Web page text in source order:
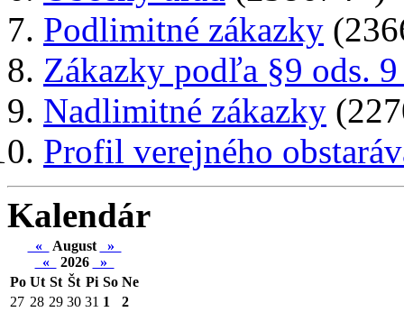
Podlimitné zákazky
Zákazky podľa §9 ods.
Nadlimitné zákazky
Profil verejného
Kalendár
« August
»
«
2026
»
Po Ut St Št Pi So Ne
27 28 29 30 31 1
2